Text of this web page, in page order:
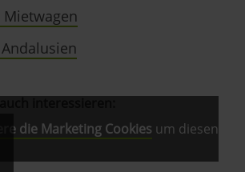
die Marketing Cookies um diesen